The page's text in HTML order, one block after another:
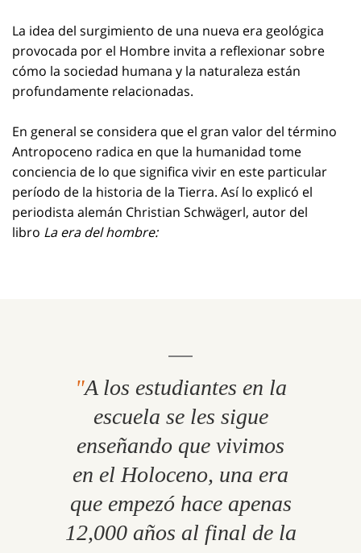
La idea del surgimiento de una nueva era geológica
provocada por el Hombre invita a reflexionar sobre
cómo la sociedad humana y la naturaleza están
profundamente relacionadas.
En general se considera que el gran valor del término
Antropoceno radica en que la humanidad tome
conciencia de lo que significa vivir en este particular
período de la historia de la Tierra. Así lo explicó el
periodista alemán Christian Schwägerl, autor del
libro La era del hombre:
A los estudiantes en la
escuela se les sigue
enseñando que vivimos
en el Holoceno, una era
que empezó hace apenas
12,000 años al final de la